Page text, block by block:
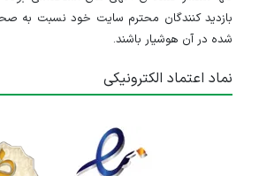
بازدید کنندگان محترم سایت خود نسبت به
شده در آن هوشیار باشند.
نماد اعتماد الکترونیکی